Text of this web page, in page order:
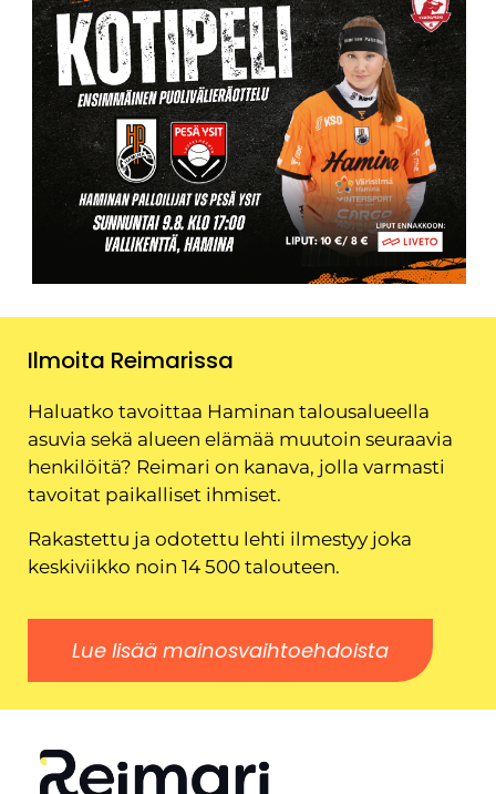
Ilmoita Reimarissa
Haluatko tavoittaa Haminan talousalueella
asuvia sekä alueen elämää muutoin seuraavia
henkilöitä? Reimari on kanava, jolla varmasti
tavoitat paikalliset ihmiset.
Rakastettu ja odotettu lehti ilmestyy joka
keskiviikko noin 14 500 talouteen.
Lue lisää mainosvaihtoehdoista